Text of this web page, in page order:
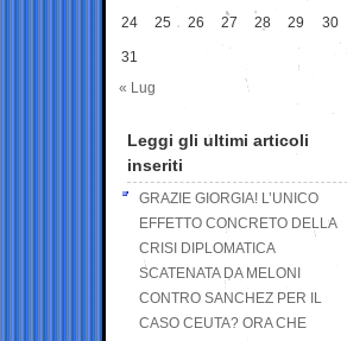
24 25 26 27 28 29 30
31
« Lug
Leggi gli ultimi articoli
inseriti
GRAZIE GIORGIA! L’UNICO
EFFETTO CONCRETO DELLA
CRISI DIPLOMATICA
SCATENATA DA MELONI
CONTRO SANCHEZ PER IL
CASO CEUTA? ORA CHE